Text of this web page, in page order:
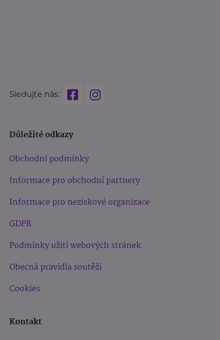
Sledujte nás:
Důležité odkazy
Obchodní podmínky
Informace pro obchodní partnery
Informace pro neziskové organizace
GDPR
Podmínky užití webových stránek
Obecná pravidla soutěží
Cookies
Kontakt